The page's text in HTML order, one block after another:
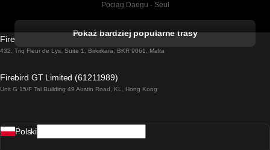
Pociąg Daegu - Seul
Pociąg Dublin - Galway
Pociąg Rzym - Neapol
Pokaż bardziej popularne trasy
Firebird GT Limited (OC 1451)
432, Triq Fleur de Lys, Suite 1, Birkirkara, BKR 9061, Malta
Firebird GT Limited (61211989)
Unit G 15/F Tal Building 49 Austin Road, KL, Hong Kong
Polski